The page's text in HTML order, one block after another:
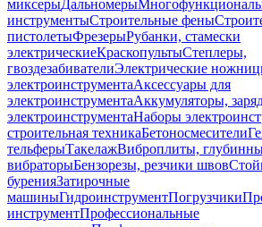
миксерыДальномеры
инструментыСтроительные фены
пистолетыФрезерыРубанки, стамески
электрическиеКраскопультыСтеплеры,
гвоздезабивателиЭлектрические
электроинструментаАксессуары для
электроинструментаАккумуляторы,
электроинструментаНаборы
строительная техникаБетоносмесители
тельферыТакелажВиброплиты,
вибраторыБензорезы, резчики швов
буренияЗатирочные
машиныГидроинструментПогрузчики
инструментПрофессиональные